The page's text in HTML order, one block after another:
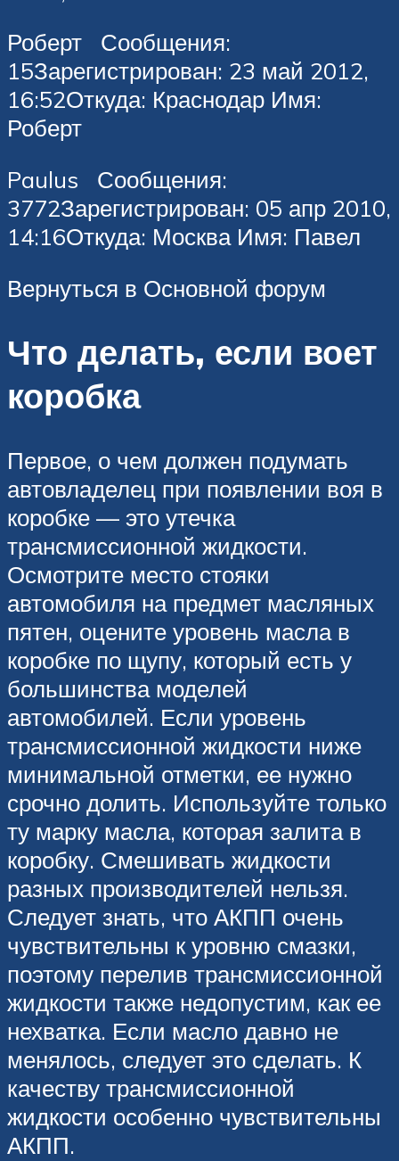
Роберт Сообщения:
15Зарегистрирован: 23 май 2012,
16:52Откуда: Краснодар Имя:
Роберт
Paulus Сообщения:
3772Зарегистрирован: 05 апр 2010,
14:16Откуда: Москва Имя: Павел
Вернуться в Основной форум
Что делать, если воет
коробка
Первое, о чем должен подумать
автовладелец при появлении воя в
коробке — это утечка
трансмиссионной жидкости.
Осмотрите место стояки
автомобиля на предмет масляных
пятен, оцените уровень масла в
коробке по щупу, который есть у
большинства моделей
автомобилей. Если уровень
трансмиссионной жидкости ниже
минимальной отметки, ее нужно
срочно долить. Используйте только
ту марку масла, которая залита в
коробку. Смешивать жидкости
разных производителей нельзя.
Следует знать, что АКПП очень
чувствительны к уровню смазки,
поэтому перелив трансмиссионной
жидкости также недопустим, как ее
нехватка. Если масло давно не
менялось, следует это сделать. К
качеству трансмиссионной
жидкости особенно чувствительны
АКПП.